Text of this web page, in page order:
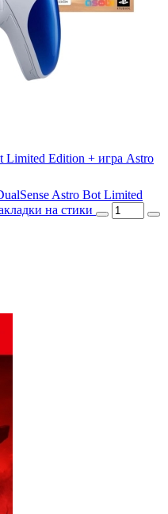
Limited Edition + игра Astro
Astro Bot Limited
на стики